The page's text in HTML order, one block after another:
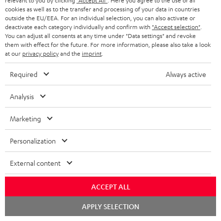
e
n
p
o
r
t
.
n
k
s
.
t
i
t
i
o
n
e
z
m
V
e
s
d
r
m
a
t
i
e
z
u
r
a
r
A
u
d
i
o
e
i
k
o
Audio-Lexikon: Fachbegriffe schnell erklärt
K
o
a
t
d
a
e
n
Persönliche Kaufberatung
+49 30 217 84 217
Sa 09:00 – 17:30 Uhr
Teufel Support
Store Finder
Erlebe unsere Produkte hautnah und lass dich
persönlich im Store beraten.
cookies as well as to the transfer and processing of your data in countries
outside the EU/EEA. For an individual selection, you can also activate or
deactivate each category individually and confirm with "Accept selection"
You can adjust all consents at any time under "Data settings" and revoke
them with effect for the future. For more information, please also take a look
at our privacy policyand the imprint
Required Always active
Analysis
Marketing
Personalization
External content
ACCEPT ALL
APPLY SELECTION